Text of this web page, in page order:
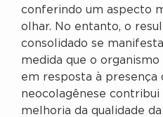
conferindo um aspecto
olhar. No entanto, o
consolidado se
medida que o
em resposta à presença
neocolagênese
melhoria da qualidade